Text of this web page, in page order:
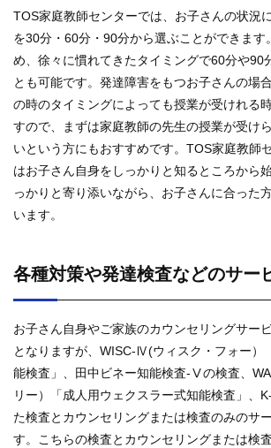
TOS家庭教師センターでは、お子さんの状況
を30分・60分・90分から選ぶことができます
め、徐々に慣れてきたタイミングで60分や90
とも可能です。発達障害をもつお子さんの場
の時のタイミングによっても授業が受けれる
すので、まずは家庭教師の先生の授業が受け
いという方にもおすすめです。TOS家庭教師
はお子さん自身をしっかりと知るところから
っかりと寄り添いながら、お子さんに合った
います。
各種対策や発達検査などのサー
お子さん自身やご家族のカウンセリングサー
となりますが、WISC-Ⅳ(ウィスク・フォー）
能検査」、田中ビネー知能検査-Ⅴの検査、
リー）「成人用ウェクスラー式知能検査」、
た検査とカウンセリングまたは検査のみのサ
す。こちらの検査とカウンセリングまたは検